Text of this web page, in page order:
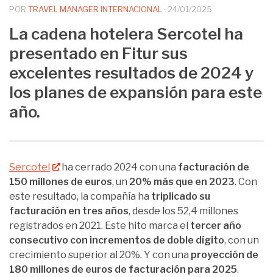
POR TRAVEL MANAGER INTERNACIONAL · 24/01/2025
La cadena hotelera Sercotel ha
presentado en Fitur sus
excelentes resultados de 2024 y
los planes de expansión para este
año.
Sercotel ha cerrado 2024 con una facturación de
150 millones de euros, un 20% más que en 2023. Con
este resultado, la compañía ha triplicado su
facturación en tres años, desde los 52,4 millones
registrados en 2021. Este hito marca el tercer año
consecutivo con incrementos de doble dígito, con un
crecimiento superior al 20%. Y con una proyección de
180 millones de euros de facturación para 2025.